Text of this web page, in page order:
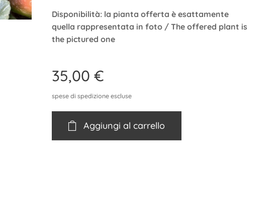
Disponibilità: la pianta offerta è esattamente
quella rappresentata in foto / The offered plant is
the pictured one
35,00 €
spese di spedizione escluse
Aggiungi al carrello